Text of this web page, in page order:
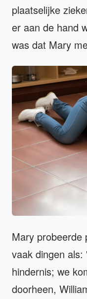
plaatselijke
er aan de hand
was dat Mary
Mary probeerde
vaak dingen
hindernis; we
doorheen,